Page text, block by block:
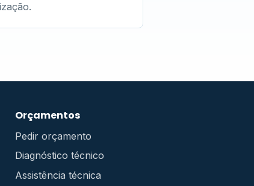
Orçamentos
Pedir orçamento
Diagnóstico técnico
Assistência técnica